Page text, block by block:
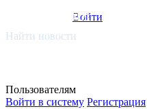
smi.mobi
Войти
Найти новости
Пользователям
Войти в систему Регистрация